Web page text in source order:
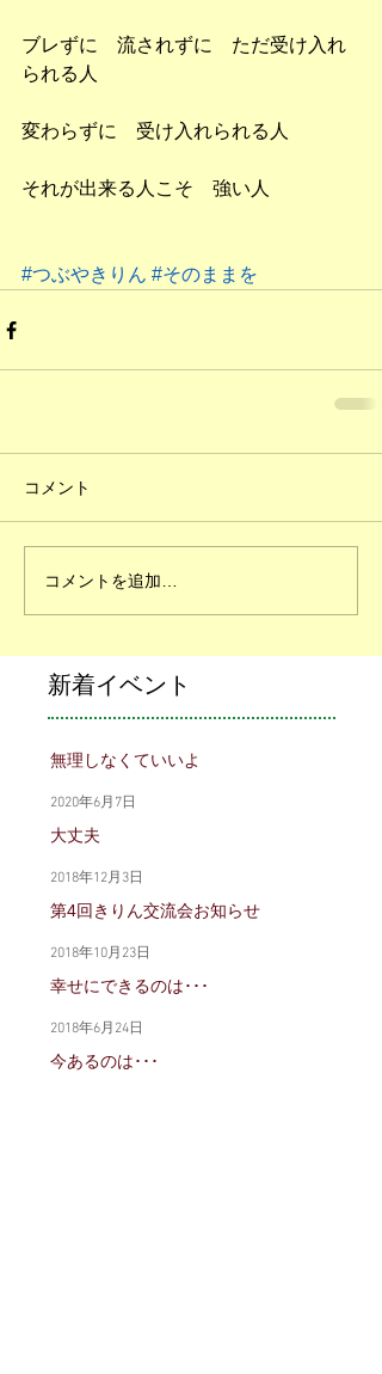
ブレずに　流されずに　ただ受け入れ
られる人
変わらずに　受け入れられる人
それが出来る人こそ　強い人
#つぶやきりん #そのままを
コメント
コメントを追加…
新着イベント
無理しなくていいよ
2020年6月7日
大丈夫
2018年12月3日
第4回きりん交流会お知らせ
2018年10月23日
幸せにできるのは･･･
2018年6月24日
今あるのは･･･